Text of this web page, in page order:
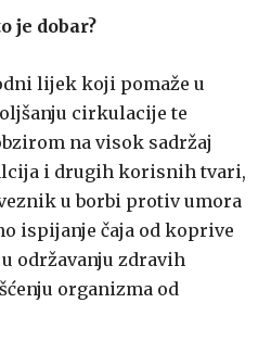
je dobar?
lijek koji pomaže u
cirkulacije te
na visok sadržaj
i drugih korisnih tvari,
u borbi protiv umora
ispijanje čaja od koprive
održavanju zdravih
organizma od